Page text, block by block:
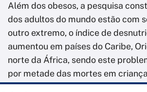
Além dos obesos, a pesquisa
dos adultos do mundo estão com
outro extremo, o índice de
aumentou em países do Caribe,
norte da África, sendo este
por metade das mortes em